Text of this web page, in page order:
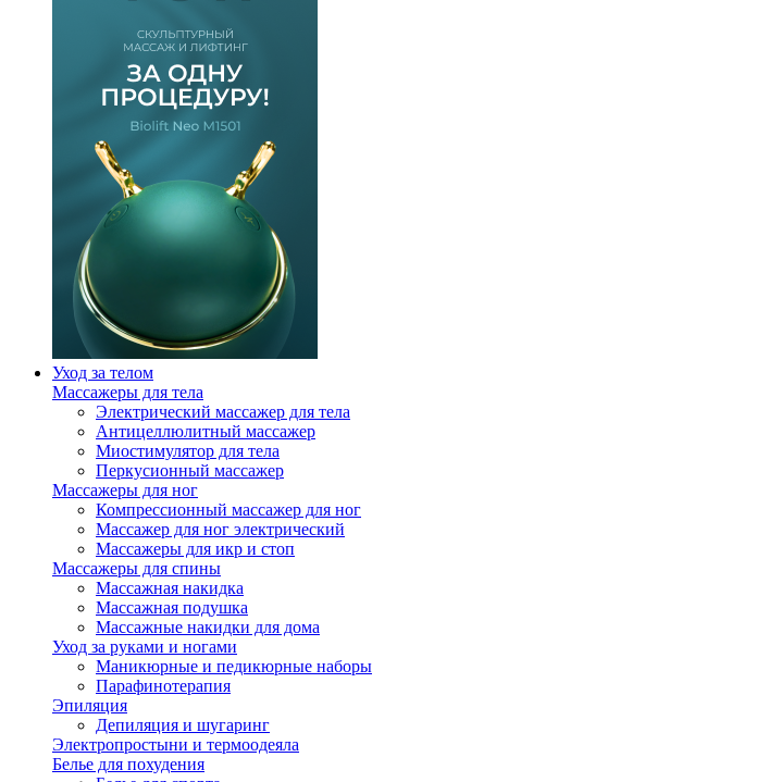
Уход за телом
Массажеры для тела
Электрический массажер для тела
Антицеллюлитный массажер
Миостимулятор для тела
Перкусионный массажер
Массажеры для ног
Компрессионный массажер для ног
Массажер для ног электрический
Массажеры для икр и стоп
Массажеры для спины
Массажная накидка
Массажная подушка
Массажные накидки для дома
Уход за руками и ногами
Маникюрные и педикюрные наборы
Парафинотерапия
Эпиляция
Депиляция и шугаринг
Электропростыни и термоодеяла
Белье для похудения